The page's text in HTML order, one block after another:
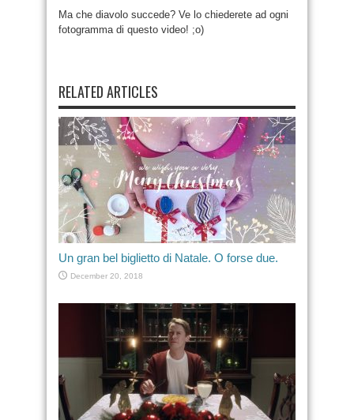
Ma che diavolo succede? Ve lo chiederete ad ogni
fotogramma di questo video! ;o)
RELATED ARTICLES
Un gran bel biglietto di Natale. O forse due.
December 20, 2018